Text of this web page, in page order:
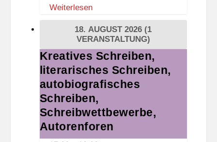
e
a
Weiterlesen
18. AUGUST 2026 (1
VERANSTALTUNG)
Kreatives
Schreiben,
literarisches
Schreiben,
autobiografisches
Schreiben,
Schreibwettbewerbe,
Kreatives Schreiben,
literarisches Schreiben,
autobiografisches
Schreiben,
Schreibwettbewerbe,
Autorenforen